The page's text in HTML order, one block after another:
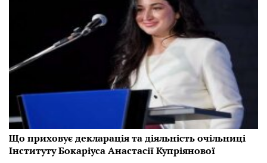
Що приховує декларація та діяльність очільниці
Інституту Бокаріуса Анастасії Купріянової